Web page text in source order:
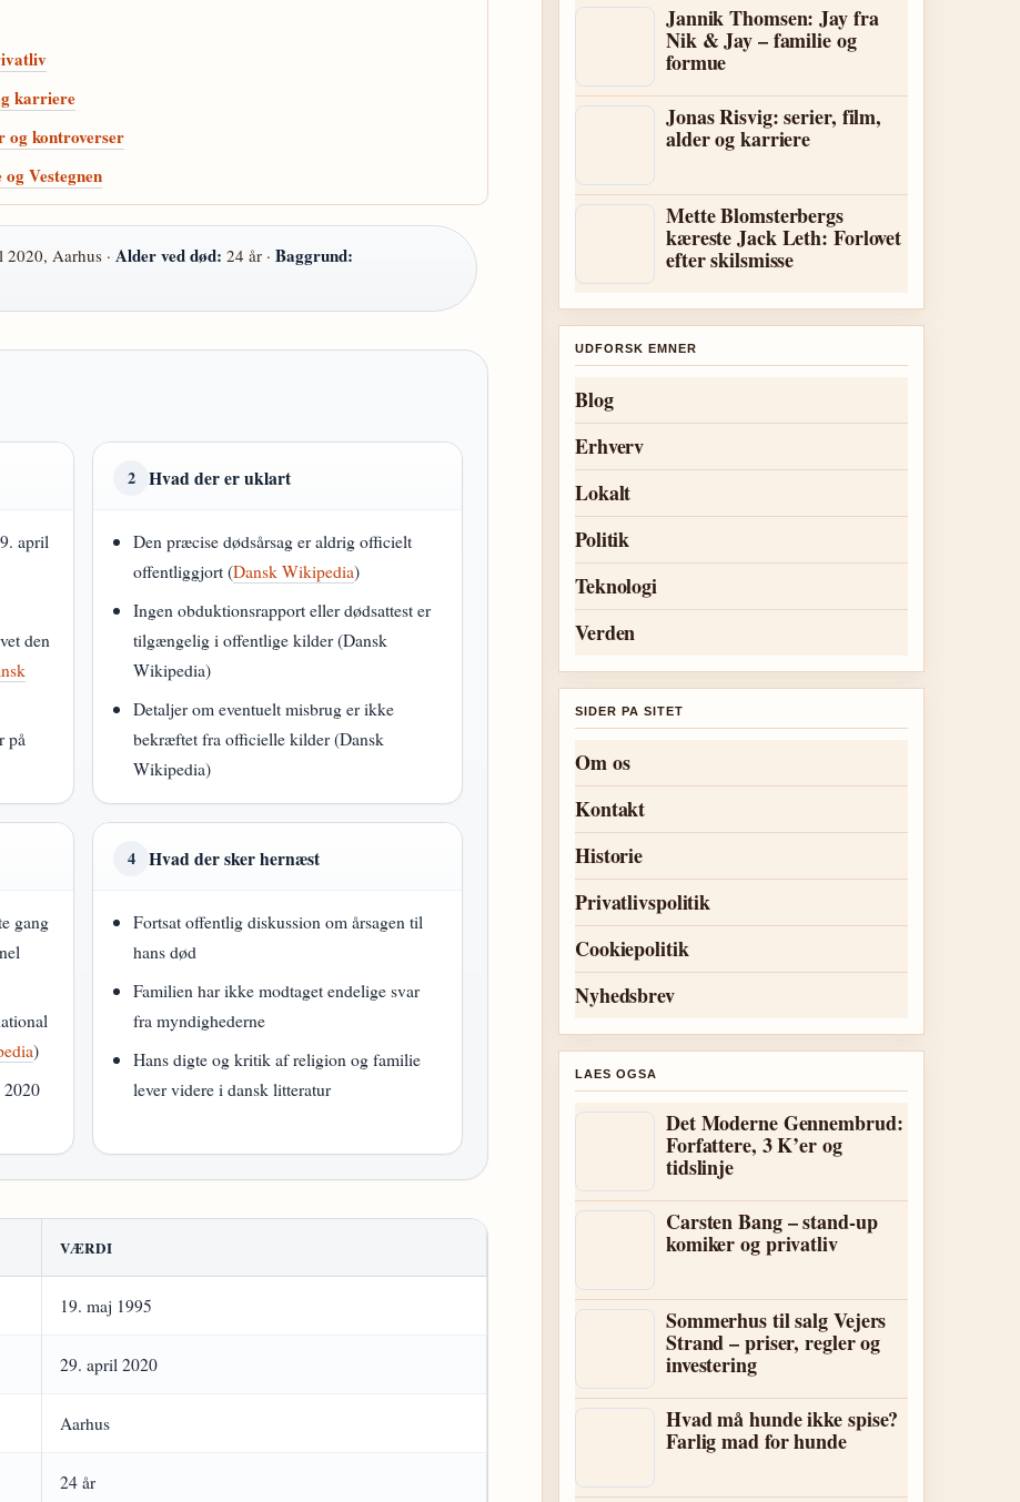
karriere
og kontroverser
Vestegnen
2020, Aarhus · Alder ved død: 24 år · Baggrund:
april
den
på
2 Hvad der er uklart
Den præcise dødsårsag er aldrig officielt
offentliggjort (Dansk Wikipedia)
Ingen obduktionsrapport eller dødsattest er
tilgængelig i offentlige kilder (Dansk
Wikipedia)
Detaljer om eventuelt misbrug er ikke
bekræftet fra officielle kilder (Dansk
Wikipedia)
gang
)
2020
4 Hvad der sker hernæst
Fortsat offentlig diskussion om årsagen til
hans død
Familien har ikke modtaget endelige svar
fra myndighederne
Hans digte og kritik af religion og familie
lever videre i dansk litteratur
VÆRDI
19. maj 1995
29. april 2020
Aarhus
24 år
Jannik Thomsen: Jay fra
Nik & Jay – familie og
formue
Jonas Risvig: serier, film,
alder og karriere
Mette Blomsterbergs
kæreste Jack Leth: Forlovet
efter skilsmisse
UDFORSK EMNER
Blog
Erhverv
Lokalt
Politik
Teknologi
Verden
SIDER PA SITET
Om os
Kontakt
Historie
Privatlivspolitik
Cookiepolitik
Nyhedsbrev
LAES OGSA
Det Moderne Gennembrud:
Forfattere, 3 K’er og
tidslinje
Carsten Bang – stand-up
komiker og privatliv
Sommerhus til salg Vejers
Strand – priser, regler og
investering
Hvad må hunde ikke spise?
Farlig mad for hunde